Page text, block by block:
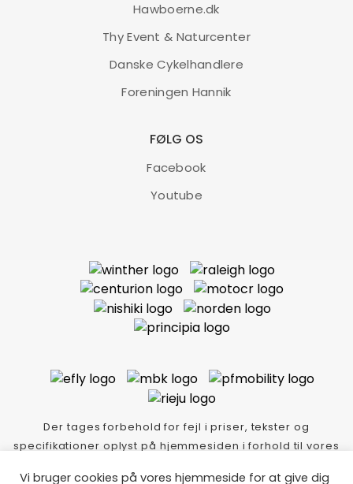
Hawboerne.dk
Thy Event & Naturcenter
Danske Cykelhandlere
Foreningen Hannik
FØLG OS
Facebook
Youtube
Der tages forbehold for fejl i priser, tekster og
specifikationer oplyst på hjemmesiden i forhold til vores
Vi bruger cookies på vores hjemmeside for at give dig